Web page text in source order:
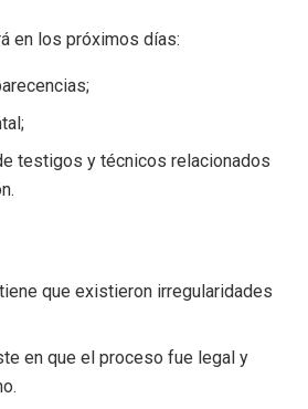
en los próximos días:
testigos y técnicos relacionados
que existieron irregularidades
en que el proceso fue legal y